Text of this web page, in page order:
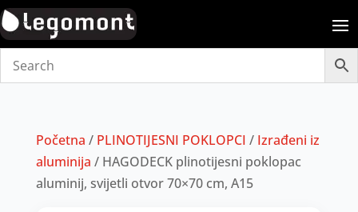
Početna / PLINOTIJESNI POKLOPCI / Izrađeni iz
aluminija / HAGODECK plinotijesni poklopac
aluminij, svijetli otvor 70×70 cm, A15